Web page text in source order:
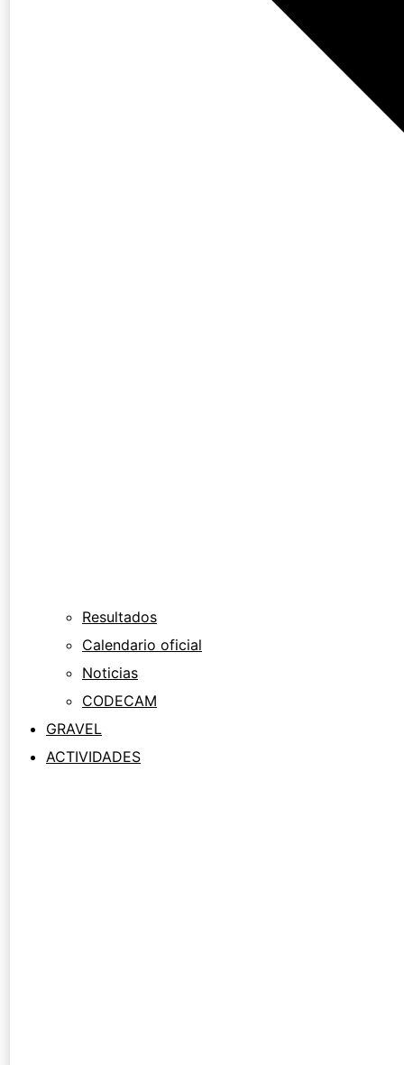
Resultados
Calendario oficial
Noticias
CODECAM
GRAVEL
ACTIVIDADES